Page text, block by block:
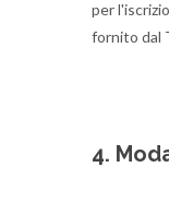
per
fornito dal
4.